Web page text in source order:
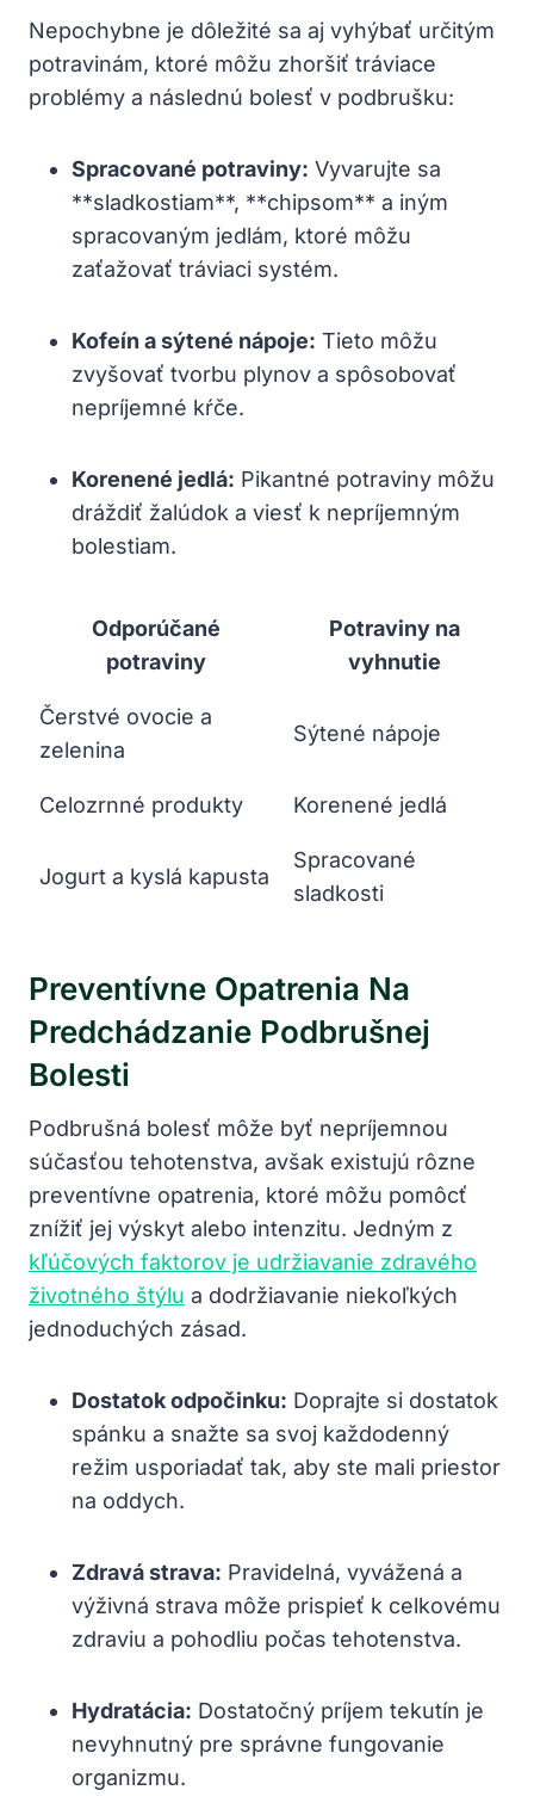
Nepochybne je dôležité sa aj vyhýbať určitým
potravinám, ktoré môžu zhoršiť tráviace
problémy a následnú bolesť v podbrušku:
Spracované potraviny: Vyvarujte sa
**sladkostiam**, **chipsom** a iným
spracovaným jedlám, ktoré môžu
zaťažovať tráviaci systém.
Kofeín a sýtené nápoje: Tieto môžu
zvyšovať tvorbu plynov a spôsobovať
nepríjemné kŕče.
Korenené jedlá: Pikantné potraviny môžu
dráždiť žalúdok a viesť k nepríjemným
bolestiam.
Odporúčané
potraviny
Potraviny na
vyhnutie
Čerstvé ovocie a
zelenina
Sýtené nápoje
Celozrnné produkty Korenené jedlá
Jogurt a kyslá kapusta
Spracované
sladkosti
Preventívne Opatrenia Na
Predchádzanie Podbrušnej
Bolesti
Podbrušná bolesť môže byť nepríjemnou
súčasťou tehotenstva, avšak existujú rôzne
preventívne opatrenia, ktoré môžu pomôcť
znížiť jej výskyt alebo intenzitu. Jedným z
kľúčových faktorov je udržiavanie zdravého
životného štýlu a dodržiavanie niekoľkých
jednoduchých zásad.
Dostatok odpočinku: Doprajte si dostatok
spánku a snažte sa svoj každodenný
režim usporiadať tak, aby ste mali priestor
na oddych.
Zdravá strava: Pravidelná, vyvážená a
výživná strava môže prispieť k celkovému
zdraviu a pohodliu počas tehotenstva.
Hydratácia: Dostatočný príjem tekutín je
nevyhnutný pre správne fungovanie
organizmu.